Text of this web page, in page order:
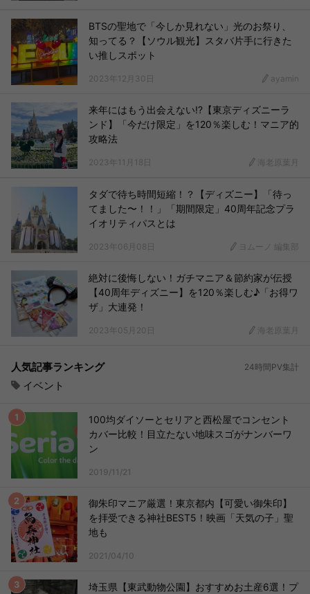
BTSの聖地で「今しか見れない」光のお祭り、
知ってる？【ソウル観光】スタバ片手に行きた
い推しスポット
2023年12月30日 ayamin
来年にはもう出会えない!?【東京ディズニーラ
ンド】「今だけ限定」を120％楽しむ！マニア的
攻略法
2023年11月18日 海老原葉月
タダで待ち時間短縮！？【ディズニー】「待っ
てました〜！！」「期間限定」40周年記念プラ
イオリティパスとは
2023年06月08日 ヨムーノ 編集部
絶対に後悔しない！ガチマニア＆節約家が伝授
【40周年ディズニー】を120％楽しむ♪「お得ワ
ザ」大連発！
2023年05月20日 海老原葉月
人気記事ランキング 24時間PV集計
イベント
100均ダイソーとセリアと西松屋でコンセント
カバー比較！目立たない地味スゴがナンバーワ
ン
2019/11/21
御朱印マニア厳選！東京都内【可愛い御朱印】
を拝受できる神社BEST5！映画「天気の子」聖
地も
2021/04/10
埼玉県【東武動物公園】おすすめお土産6選！プ